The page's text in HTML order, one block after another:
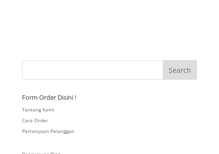
Form Order Disini !
Tentang Kami
Cara Order
Pertanyaan Pelanggan